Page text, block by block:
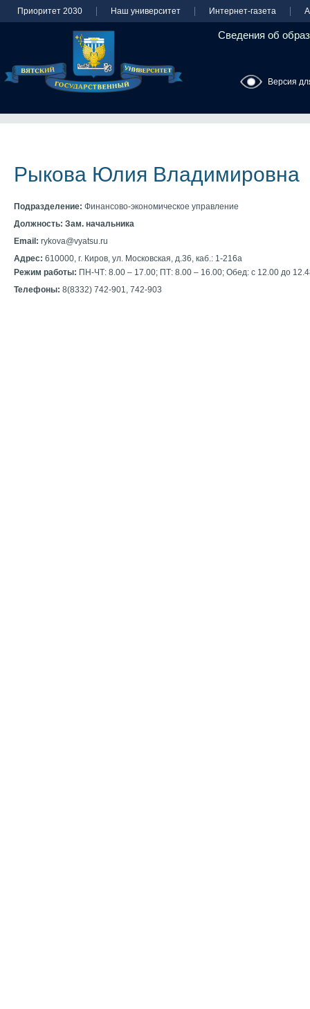
Приоритет 2030 Наш университет Интернет-газета
Сведения об
Версия
Рыкова Юлия Владимировна
Подразделение: Финансово-экономическое управление
Должность: Зам. начальника
Email: rykova@vyatsu.ru
Адрес: 610000, г. Киров, ул. Московская, д.36, каб.: 1-216а
Режим работы: ПН-ЧТ: 8.00 – 17.00; ПТ: 8.00 – 16.00; Обед: с 12.00 до
Телефоны: 8(8332) 742-901, 742-903